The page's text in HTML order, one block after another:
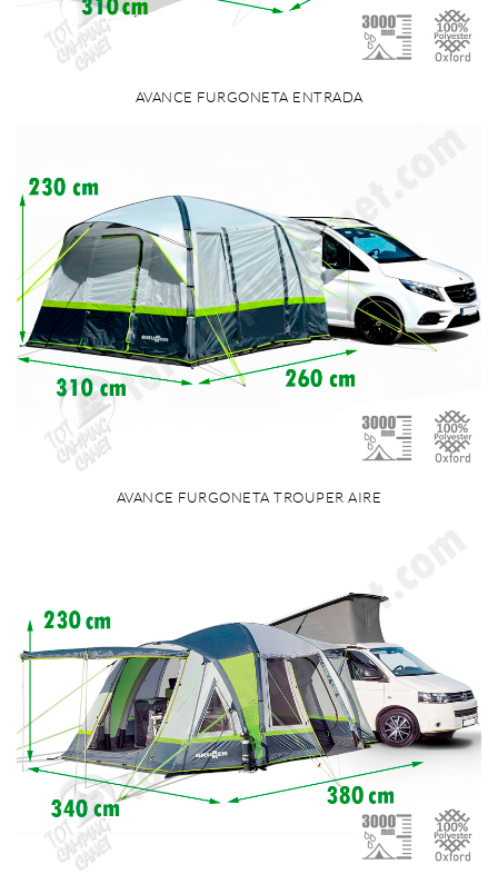
AVANCE FURGONETA ENTRADA
AVANCE FURGONETA TROUPER AIRE